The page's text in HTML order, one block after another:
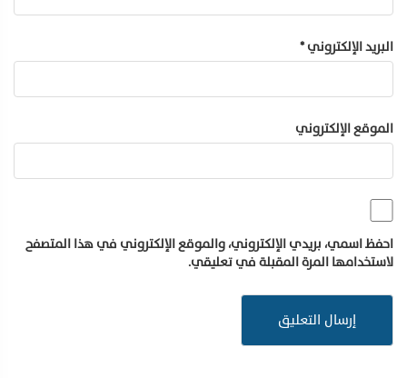
البريد الإلكتروني*
الموقع الإلكتروني
احفظ اسمي، بريدي الإلكتروني، والموقع الإلكتروني في هذا المتصفح
لاستخدامها المرة المقبلة في تعليقي.